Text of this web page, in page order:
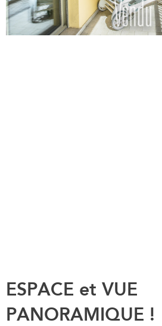
ESPACE et VUE
PANORAMIQUE !